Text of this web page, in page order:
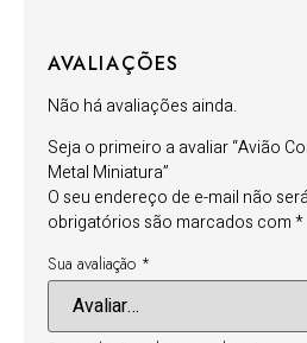
AVALIAÇÕES
Não há avaliações ainda.
Seja o primeiro a avaliar “Avião
Metal Miniatura”
O seu endereço de e-mail não
obrigatórios são marcados com*
Sua avaliação *